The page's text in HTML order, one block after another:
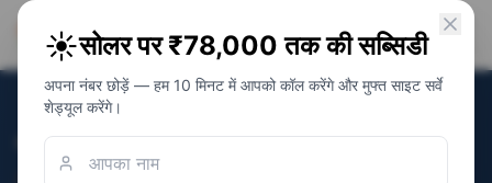
PM Solar
सोलर अवेयरनेस फाउंडेशन
/Jaipur/अचरोल
☀️सोलर पर ₹78,000 तक की सब्सिडी
अपना नंबर छोड़ें — हम 10 मिनट में आपको कॉल करेंगे और मुफ्त साइट सर्वे
शेड्यूल करेंगे।